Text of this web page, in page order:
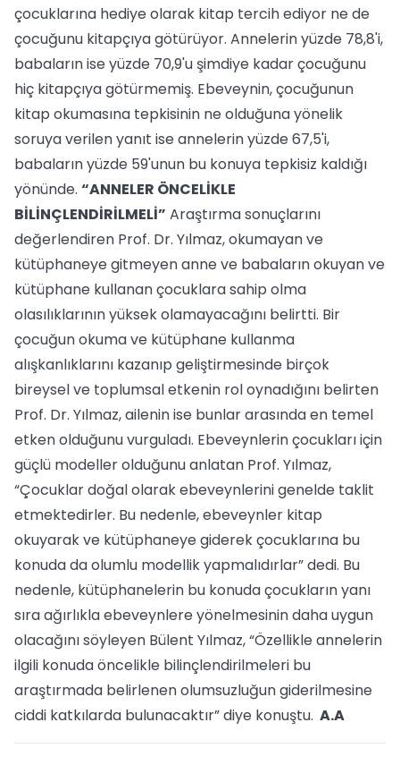
çocuklarına hediye olarak kitap tercih ediyor ne de
çocuğunu kitapçıya götürüyor. Annelerin yüzde 78,8'i,
babaların ise yüzde 70,9'u şimdiye kadar çocuğunu
hiç kitapçıya götürmemiş. Ebeveynin, çocuğunun
kitap okumasına tepkisinin ne olduğuna yönelik
soruya verilen yanıt ise annelerin yüzde 67,5'i,
babaların yüzde 59'unun bu konuya tepkisiz kaldığı
yönünde. “ANNELER ÖNCELİKLE
BİLİNÇLENDİRİLMELİ” Araştırma sonuçlarını
değerlendiren Prof. Dr. Yılmaz, okumayan ve
kütüphaneye gitmeyen anne ve babaların okuyan ve
kütüphane kullanan çocuklara sahip olma
olasılıklarının yüksek olamayacağını belirtti. Bir
çocuğun okuma ve kütüphane kullanma
alışkanlıklarını kazanıp geliştirmesinde birçok
bireysel ve toplumsal etkenin rol oynadığını belirten
Prof. Dr. Yılmaz, ailenin ise bunlar arasında en temel
etken olduğunu vurguladı. Ebeveynlerin çocukları için
güçlü modeller olduğunu anlatan Prof. Yılmaz,
“Çocuklar doğal olarak ebeveynlerini genelde taklit
etmektedirler. Bu nedenle, ebeveynler kitap
okuyarak ve kütüphaneye giderek çocuklarına bu
konuda da olumlu modellik yapmalıdırlar” dedi. Bu
nedenle, kütüphanelerin bu konuda çocukların yanı
sıra ağırlıkla ebeveynlere yönelmesinin daha uygun
olacağını söyleyen Bülent Yılmaz, “Özellikle annelerin
ilgili konuda öncelikle bilinçlendirilmeleri bu
araştırmada belirlenen olumsuzluğun giderilmesine
ciddi katkılarda bulunacaktır” diye konuştu. A.A